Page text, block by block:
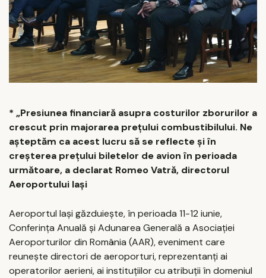
* „Presiunea financiară asupra costurilor zborurilor a
crescut prin majorarea preţului combustibilului. Ne
aşteptăm ca acest lucru să se reflecte şi în
creşterea preţului biletelor de avion în perioada
următoare, a declarat Romeo Vatră, directorul
Aeroportului Iaşi
Aeroportul Iaşi găzduieşte, în perioada 11-12 iunie,
Conferinţa Anuală şi Adunarea Generală a Asociaţiei
Aeroporturilor din România (AAR), eveniment care
reuneşte directori de aeroporturi, reprezentanţi ai
operatorilor aerieni, ai instituţiilor cu atribuţii în domeniul